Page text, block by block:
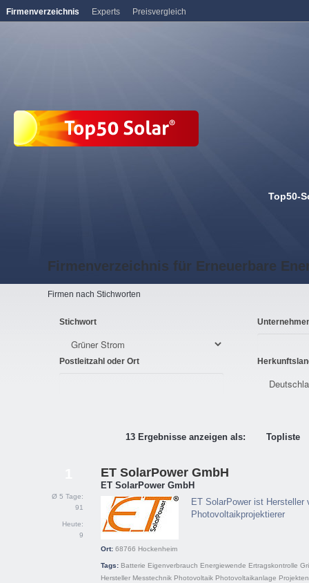
Top50-
Firmenverzeichnis für Erneuerbare
Firmen nach Stichworten
Stichwort
Postleitzahl oder Ort
13 Ergebnisse anzeigen als: Topliste
Ø 5 Tage:
91
Heute:
9
ET SolarPower GmbH
ET SolarPower GmbH
ET SolarPower ist Hersteller
Photovoltaikprojektierer
Ort: 68766 Hockenheim
Tags: Batterie Eigenverbrauch Energiewende Ertragskontrolle
Hersteller Messtechnik Photovoltaik Photovoltaikanlage
Firmenverzeichnis Experts Preisvergleich